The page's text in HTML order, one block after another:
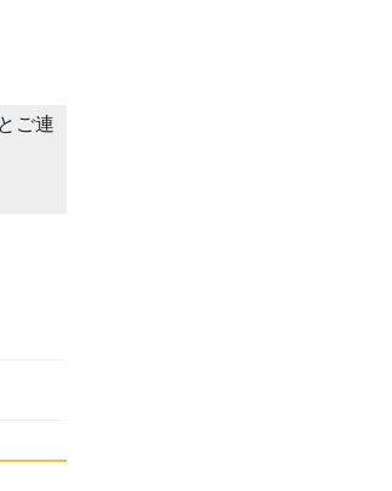
ご連